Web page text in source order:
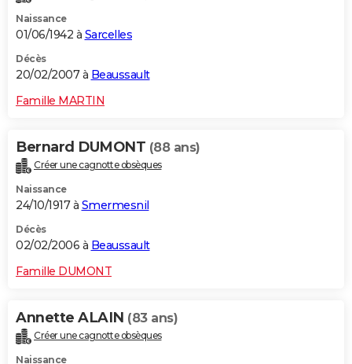
Naissance
01/06/1942 à Sarcelles
Décès
20/02/2007 à Beaussault
Famille MARTIN
Bernard DUMONT (88 ans)
Créer une cagnotte obsèques
Naissance
24/10/1917 à Smermesnil
Décès
02/02/2006 à Beaussault
Famille DUMONT
Annette ALAIN (83 ans)
Créer une cagnotte obsèques
Naissance